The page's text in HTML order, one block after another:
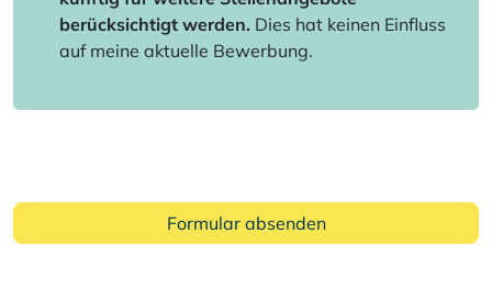
berücksichtigt werden. Dies hat keinen Einfluss
auf meine aktuelle Bewerbung.
Formular absenden